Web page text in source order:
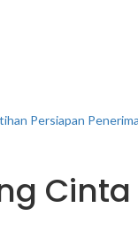
Persiapan